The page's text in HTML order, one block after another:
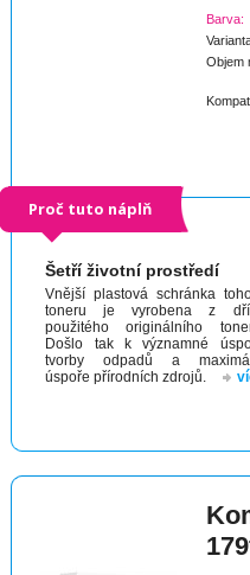
Barva:
Objem
Proč tuto náplň
Šetří životní prostředí
Vnější plastová schránka
toneru je vyrobena z
použitého originálního
Došlo tak k významné
tvorby odpadů a
úspoře přírodních zdrojů.